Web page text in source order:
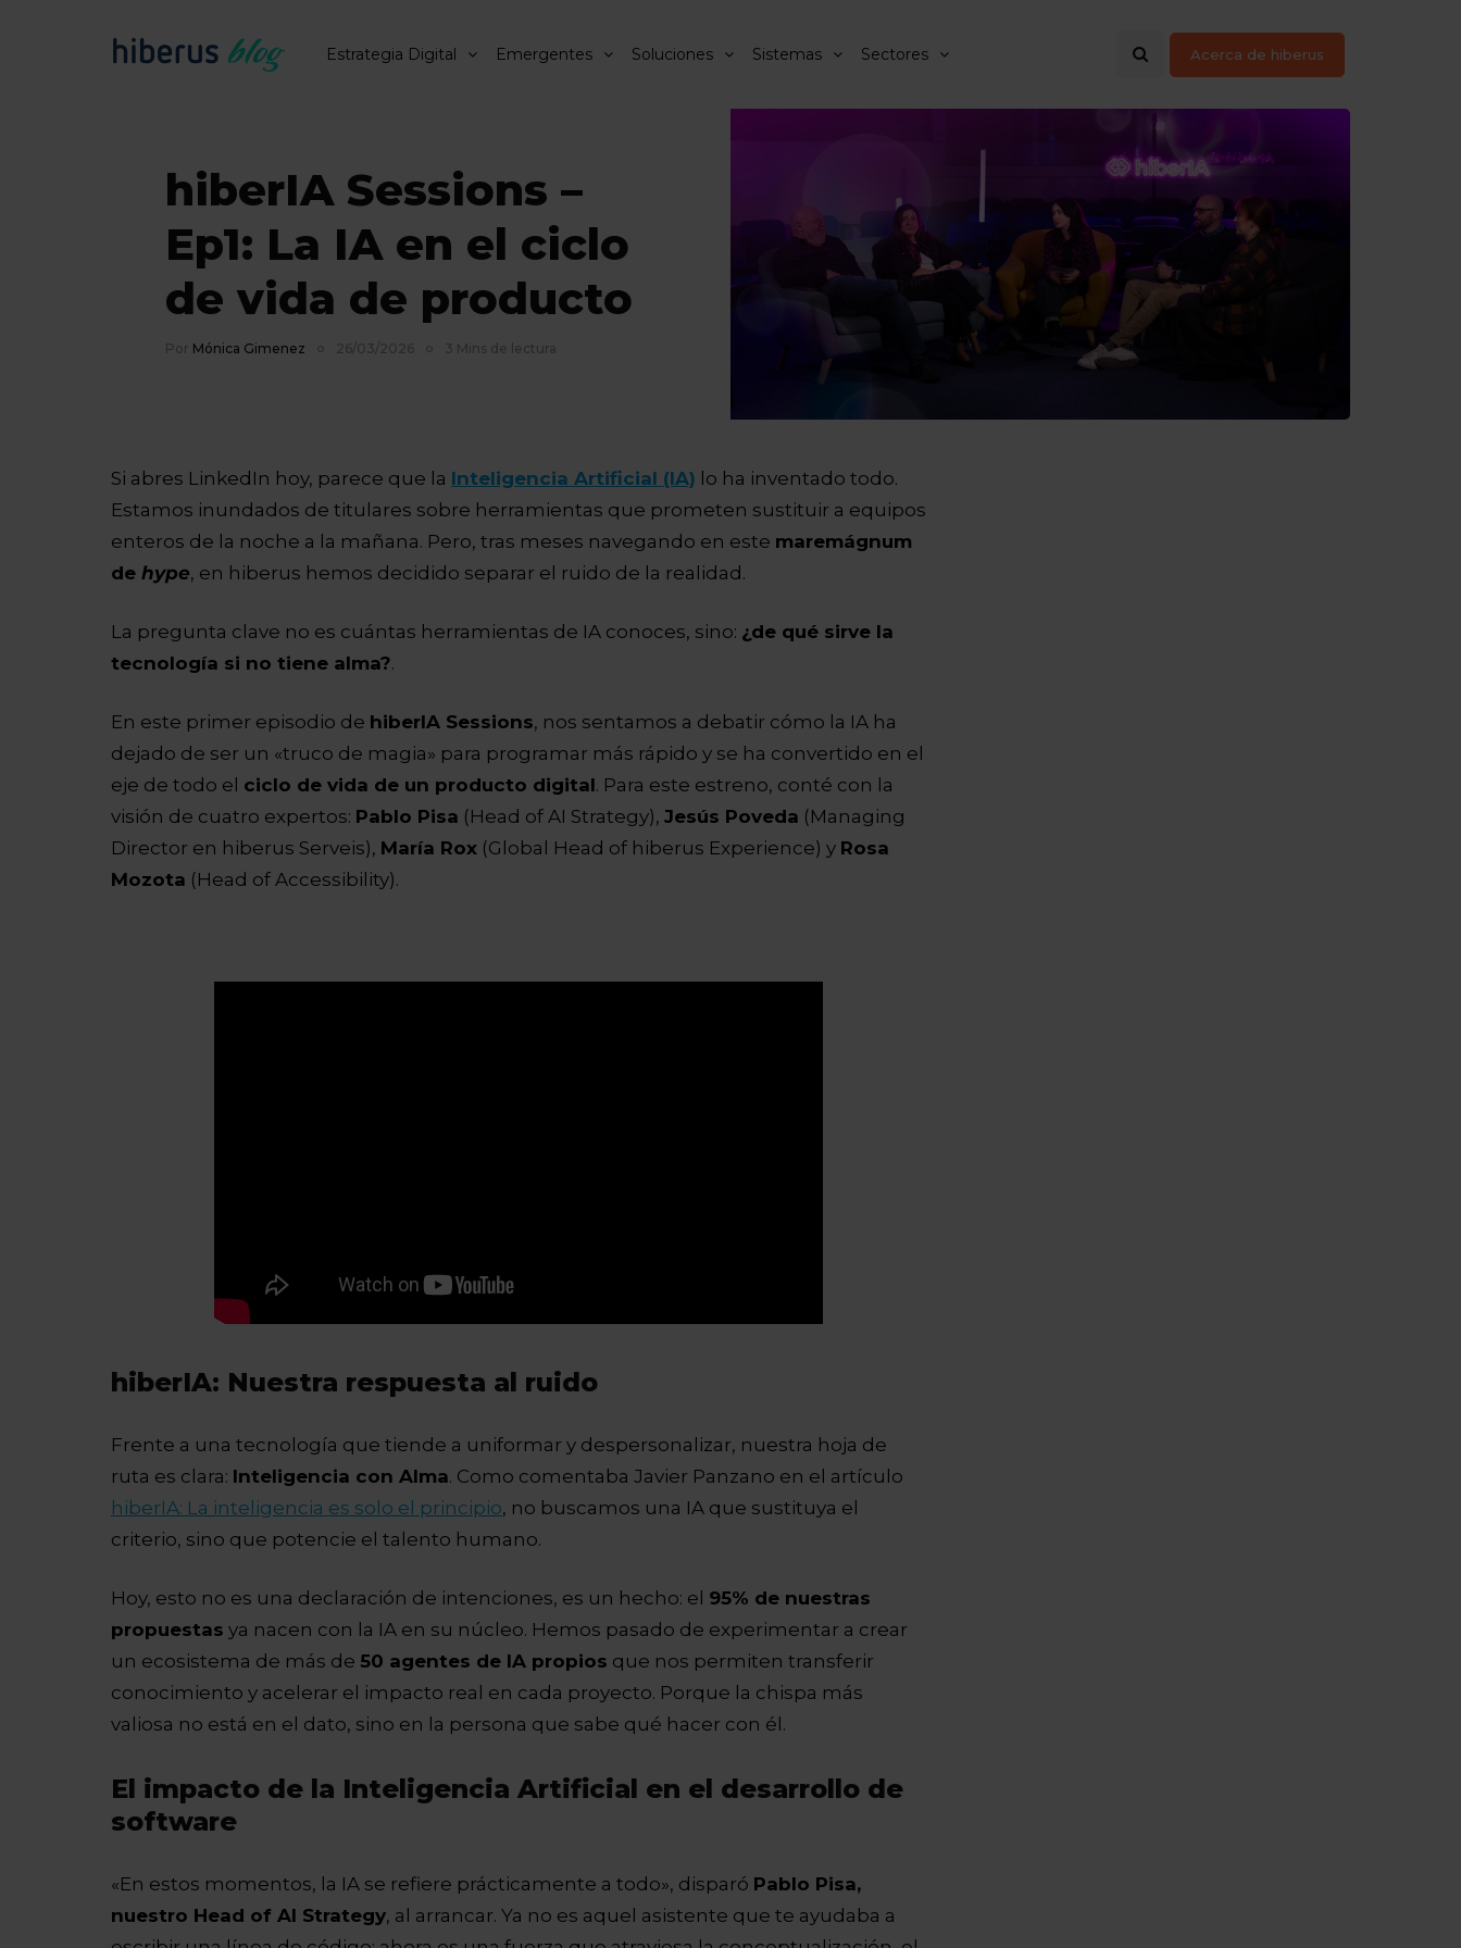
Estrategia Digital Emergentes Soluciones Sistemas Sectores Acerca de hiberus
hiberIA Sessions –
Ep1: La IA en el ciclo
de vida de producto
Por Mónica Gimenez 26/03/2026 3 Mins de lectura
Si abres LinkedIn hoy, parece que la Inteligencia Artificial (IA) lo ha inventado todo.
Estamos inundados de titulares sobre herramientas que prometen sustituir a equipos
enteros de la noche a la mañana. Pero, tras meses navegando en este maremágnum
de hype, en hiberus hemos decidido separar el ruido de la realidad.
La pregunta clave no es cuántas herramientas de IA conoces, sino: ¿de qué sirve la
tecnología si no tiene alma?.
En este primer episodio de hiberIA Sessions, nos sentamos a debatir cómo la IA ha
dejado de ser un «truco de magia» para programar más rápido y se ha convertido en el
eje de todo el ciclo de vida de un producto digital. Para este estreno, conté con la
visión de cuatro expertos: Pablo Pisa (Head of AI Strategy), Jesús Poveda (Managing
Director en hiberus Serveis), María Rox (Global Head of hiberus Experience) y Rosa
Mozota (Head of Accessibility).
hiberIA: Nuestra respuesta al ruido
Frente a una tecnología que tiende a uniformar y despersonalizar, nuestra hoja de
ruta es clara: Inteligencia con Alma. Como comentaba Javier Panzano en el artículo
hiberIA: La inteligencia es solo el principio, no buscamos una IA que sustituya el
criterio, sino que potencie el talento humano.
Hoy, esto no es una declaración de intenciones, es un hecho: el 95% de nuestras
propuestas ya nacen con la IA en su núcleo. Hemos pasado de experimentar a crear
un ecosistema de más de 50 agentes de IA propios que nos permiten transferir
conocimiento y acelerar el impacto real en cada proyecto. Porque la chispa más
valiosa no está en el dato, sino en la persona que sabe qué hacer con él.
El impacto de la Inteligencia Artificial en el desarrollo de
software
«En estos momentos, la IA se refiere prácticamente a todo», disparó Pablo Pisa,
nuestro Head of AI Strategy, al arrancar. Ya no es aquel asistente que te ayudaba a